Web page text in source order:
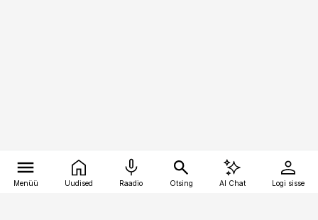
Menüü Uudised Raadio Otsing AI Chat Logi sisse